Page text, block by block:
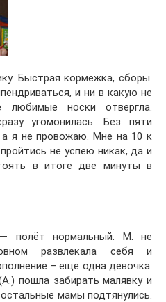
Быстрая кормежка, сборы.
и ни в какую не
любимые носки отвергла.
угомонилась. Без пяти
я не провожаю. Мне на 10 к
не успею никак, да и
в итоге две минуты в
полёт нормальный. М. не
развлекала себя и
– еще одна девочка.
пошла забирать малявку и
мамы подтянулись.